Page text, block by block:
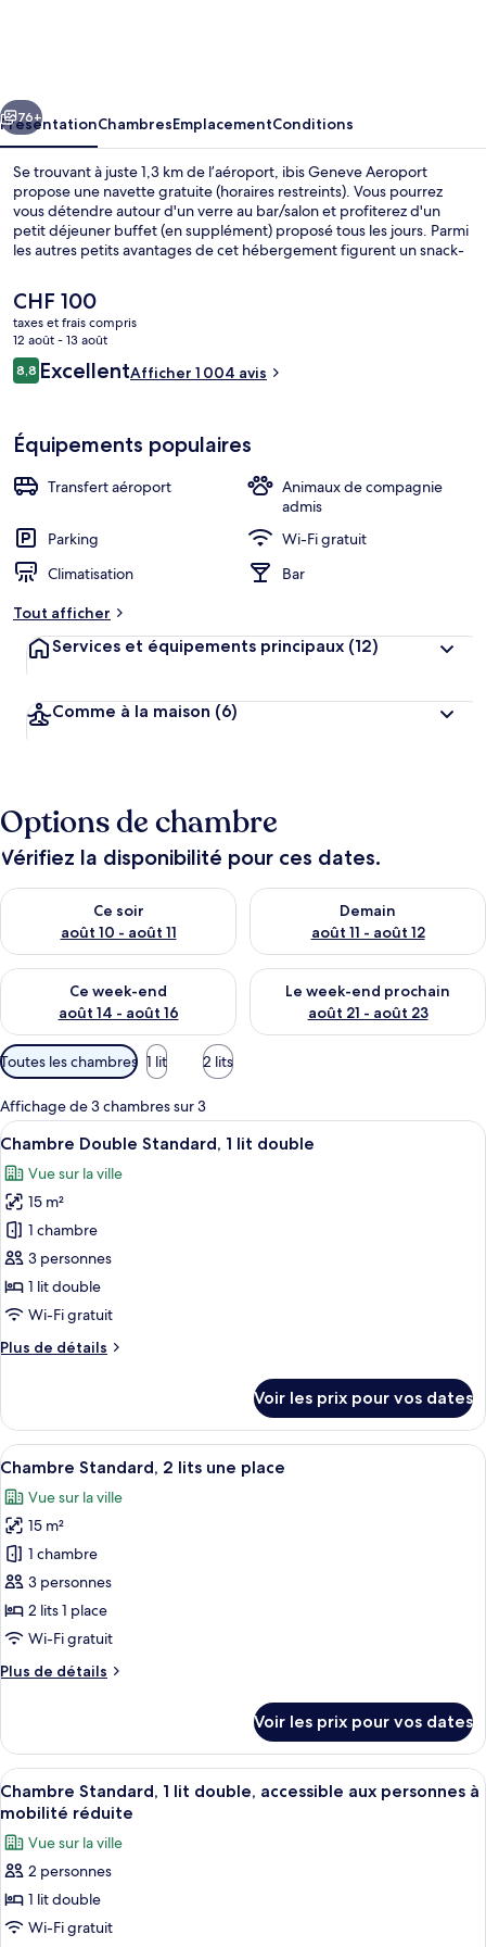
Suivant
76+
PrésentationChambresEmplacementConditions
Se trouvant à juste 1,3 km de l’aéroport, ibis Geneve Aeroport
propose une navette gratuite (horaires restreints). Vous pourrez
vous détendre autour d'un verre au bar/salon et profiterez d'un
petit déjeuner buffet (en supplément) proposé tous les jours. Parmi
les autres petits avantages de cet hébergement figurent un snack-
proximité avec l'aéroport remportent un vif succès auprès des
autres voyageurs. L'hébergement se situe à une très courte distance
à pied des transports publics : Arrêt de tram Blandonnet se trouve à
14 min et Arrêt de tram Avanchet, à 15 min.
Le
prix
actuel
est
de
CHF 100
taxes et frais compris
12 août - 13 août
Avis
voyageurs
8,88,8 sur 10
ExcellentAfficher 1 004 avis
Équipements populaires
Transfert aéroport
Animaux de compagnie
admis
Parking
Wi-Fi gratuit
Climatisation
Bar
Tout afficher
Services et équipements principaux (12)
Comme à la maison (6)
Options de chambre
Vérifiez la disponibilité pour ces dates.
Ce soir
août 10 - août 11
Vérifier la disponibilité pour ce soir août 10 - août 11
Demain
août 11 - août 12
Vérifier la disponibilité pour
Ce week-end
août 14 - août 16
Vérifier la disponibilité pour ce week-end août 14 - août 16
Le week-end prochain
août 21 - août 23
Vérifier la disponibilité pour
Filtres
disponibles
pour
les
chambres
Toutes les chambres 1 lit 2 lits
Affichage de 3 chambres sur 3
Afficher
toutes
les
photos
pour
ce
type
de
chambre :
Chambre
1
lit
double
Une chambre d’hôtel avec un lit, un
10
Chambre Double Standard, 1 lit double
Vue sur la ville
15 m²
1 chambre
3 personnes
1 lit double
Wi-Fi gratuit
Plus de détails
Plus
le
type
de
Chambre
Double
Standard,
lit
double
Voir les prix pour vos dates
Afficher
toutes
les
photos
pour
ce
type
de
chambre :
Chambre
lits
une
place
Une chambre d’hôtel avec deux lits,
10
Chambre Standard, 2 lits une place
Vue sur la ville
15 m²
1 chambre
3 personnes
2 lits 1 place
Wi-Fi gratuit
Plus de détails
Plus
le
type
de
chambre
Standard,
2
une
place
Voir les prix pour vos dates
Afficher
toutes
les
photos
pour
ce
type
Une chambre d’hôtel avec un lit,
6
Chambre Standard, 1 lit double, accessible aux personnes à
mobilité réduite
Vue sur la ville
2 personnes
1 lit double
Wi-Fi gratuit